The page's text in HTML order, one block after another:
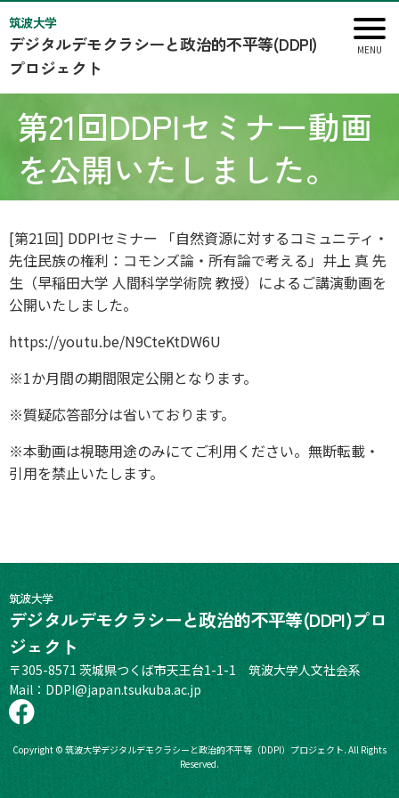
筑波大学
デジタルデモクラシーと政治的不平等(DDPI)
プロジェクト
第21回DDPIセミナー動画
を公開いたしました。
[第21回] DDPIセミナー
「自然資源に対するコミュニティ・
先住民族の権利：コモンズ論・所有論で考える」井上 真先
生 （早稲田大学 人間科学学術院 教授） によるご講演動画を
公開いたしました。
https://youtu.be/N9CteKtDW6U
※1か月間の期間限定公開となります。
※質疑応答部分は省いております。
※本動画は視聴用途のみにてご利用ください。無断転載・
引用を禁止いたします。
筑波大学
デジタルデモクラシーと政治的不平等(DDPI)プロ
ジェクト
〒305-8571 茨城県つくば市天王台1-1-1 筑波大学人文社会系
Mail： DDPI@japan.tsukuba.ac.jp
Copyright © 筑波大学デジタルデモクラシーと政治的不平等（DDPI）プロジェクト. All Rights
Reserved.